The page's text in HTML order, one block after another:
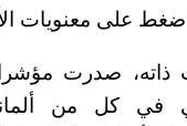
ضغط على معنويات
ذاته، صدرت
في كل من